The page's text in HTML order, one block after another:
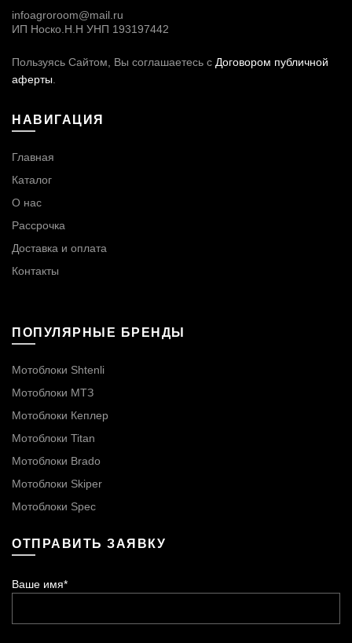
infoagroroom@mail.ru
ИП Носко.Н.Н УНП 193197442
Пользуясь Сайтом, Вы соглашаетесь с Договором публичной
аферты.
НАВИГАЦИЯ
Главная
Каталог
О нас
Рассрочка
Доставка и оплата
Контакты
ПОПУЛЯРНЫЕ БРЕНДЫ
Мотоблоки Shtenli
Мотоблоки МТЗ
Мотоблоки Кеплер
Мотоблоки Titan
Мотоблоки Brado
Мотоблоки Skiper
Мотоблоки Spec
ОТПРАВИТЬ ЗАЯВКУ
Ваше имя*